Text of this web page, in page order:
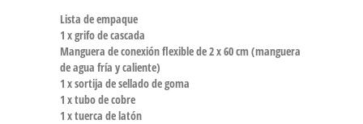
Lista de empaque
1 x grifo de cascada
Manguera de conexión flexible de 2 x 60 cm (manguera
de agua fría y caliente)
1 x sortija de sellado de goma
1 x tubo de cobre
1 x tuerca de latón